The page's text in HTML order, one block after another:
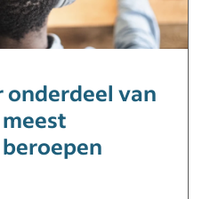
onderdeel van